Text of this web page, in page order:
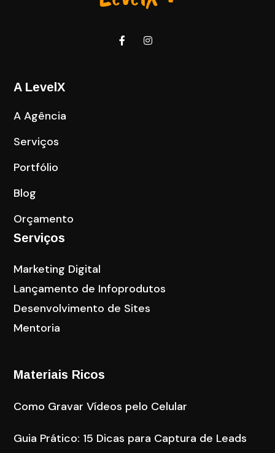
A LevelX
A Agência
Serviços
Portfólio
Blog
Orçamento
Serviços
Marketing Digital
Lançamento de Infoprodutos
Desenvolvimento de Sites
Mentoria
Materiais Ricos
Como Gravar Vídeos pelo Celular
Guia Prático: 15 Dicas para Captura de Leads